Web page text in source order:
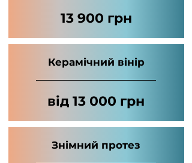
13 900 грн
Керамічний вінір
від 13 000 грн
Знімний протез